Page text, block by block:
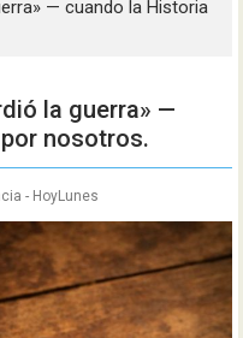
— cuando la Historia
la guerra» —
nosotros.
- HoyLunes